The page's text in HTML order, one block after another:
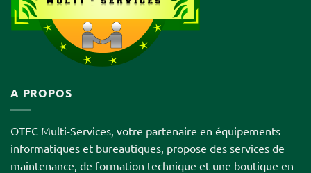
A PROPOS
OTEC Multi-Services, votre partenaire en équipements
informatiques et bureautiques, propose des services de
maintenance, de formation technique et une boutique en